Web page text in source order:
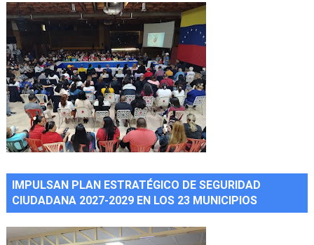
IMPULSAN PLAN ESTRATÉGICO DE SEGURIDAD
CIUDADANA 2027-2029 EN LOS 23 MUNICIPIOS